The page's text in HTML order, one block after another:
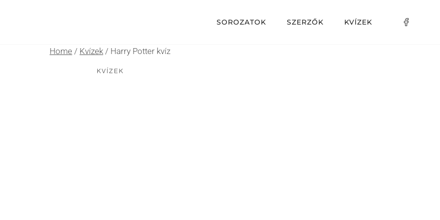
SOROZATOK SZERZŐK KVÍZEK
Home / Kvízek / Harry Potter kvíz
KVÍZEK